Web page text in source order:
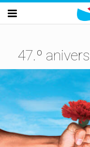
Passar para o conteúdo

47.º